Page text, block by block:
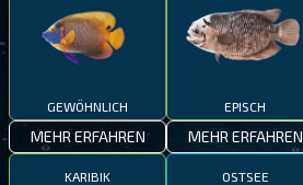
GEWÖHNLICH
MEHR ERFAHREN
EPISCH
MEHR ERFAHREN
KARIBIK OSTSEE